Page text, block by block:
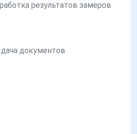
результатов замеров
документов